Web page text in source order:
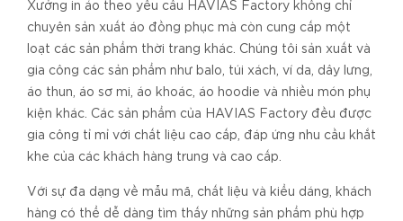
Xưởng in áo theo yêu cầu HAVIAS Factory không chỉ
chuyên sản xuất áo đồng phục mà còn cung cấp một
loạt các sản phẩm thời trang khác. Chúng tôi sản xuất và
gia công các sản phẩm như balo, túi xách, ví da, dây lưng,
áo thun, áo sơ mi, áo khoác, áo hoodie và nhiều món phụ
kiện khác. Các sản phẩm của HAVIAS Factory đều được
gia công tỉ mỉ với chất liệu cao cấp, đáp ứng nhu cầu khắt
khe của các khách hàng trung và cao cấp.
Với sự đa dạng về mẫu mã, chất liệu và kiểu dáng, khách
hàng có thể dễ dàng tìm thấy những sản phẩm phù hợp